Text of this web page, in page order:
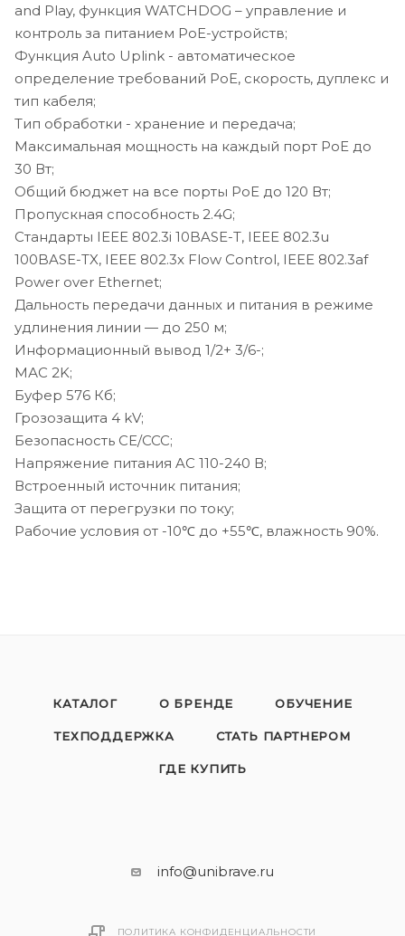
and Play, функция WATCHDOG – управление и
контроль за питанием PoE-устройств;
Функция Auto Uplink - автоматическое
определение требований PoE, скорость, дуплекс и
тип кабеля;
Тип обработки - хранение и передача;
Максимальная мощность на каждый порт PoE до
30 Вт;
Общий бюджет на все порты PoE до 120 Вт;
Пропускная способность 2.4G;
Стандарты IEEE 802.3i 10BASE-T, IEEE 802.3u
100BASE-TX, IEEE 802.3x Flow Control, IEEE 802.3af
Power over Ethernet;
Дальность передачи данных и питания в режиме
удлинения линии — до 250 м;
Информационный вывод 1/2+ 3/6-;
МАС 2K;
Буфер 576 Кб;
Грозозащита 4 kV;
Безопасность CE/CCC;
Напряжение питания AC 110-240 В;
Встроенный источник питания;
Защита от перегрузки по току;
Рабочие условия от -10℃ до +55℃, влажность 90%.
КАТАЛОГ О БРЕНДЕ ОБУЧЕНИЕ
ТЕХПОДДЕРЖКА СТАТЬ ПАРТНЕРОМ
ГДЕ КУПИТЬ
info@unibrave.ru
ПОЛИТИКА КОНФИДЕНЦИАЛЬНОСТИ